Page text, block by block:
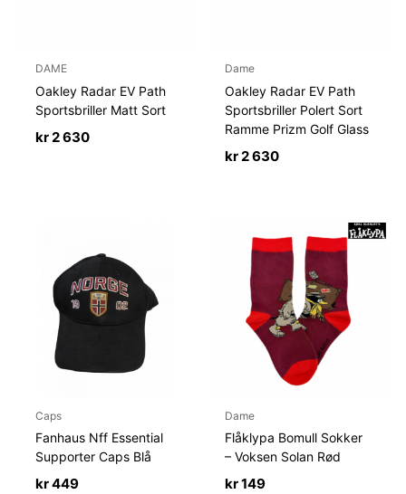
DAME
Oakley Radar EV Path
Sportsbriller Matt Sort
kr 2 630
Dame
Oakley Radar EV Path
Sportsbriller Polert Sort
Ramme Prizm Golf Glass
kr 2 630
Caps
Fanhaus Nff Essential
Supporter Caps Blå
kr449
Dame
Flåklypa Bomull Sokker
– Voksen Solan Rød
kr149